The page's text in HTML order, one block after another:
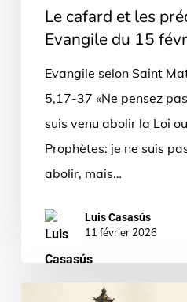
février
Le cafard et les
Evangile du 15
Evangile selon Saint
5,17-37 «Ne pensez
suis venu abolir la Loi
Prophètes: je ne suis
abolir, mais…
Luis Casasús
11 février 2026